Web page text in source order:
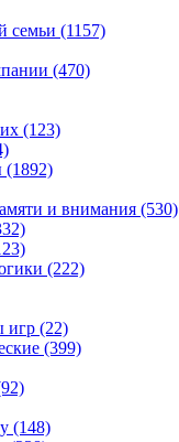
семьи (1157)
(470)
(123)
(1892)
и внимания (530)
(222)
игр (22)
(399)
(148)